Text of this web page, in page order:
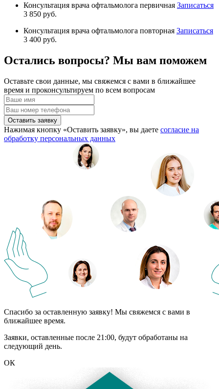
Консультация врача офтальмолога первичная Записаться
3 850 руб.
Консультация врача офтальмолога повторная Записаться
3 400 руб.
Остались вопросы? Мы вам поможем
Оставьте свои данные, мы свяжемся с вами в ближайшее
время и проконсультируем по всем вопросам
Оставить заявку
Нажимая кнопку «Оставить заявку», вы даете согласие на
обработку персональных данных
Спасибо за оставленную заявку! Мы свяжемся с вами в
ближайшее время.
Заявки, оставленные после 21:00, будут обработаны на
следующий день.
ОК